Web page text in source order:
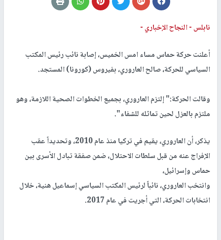
نابلس -النجاح الإخباري -
أعلنت حركة حماس مساء امس الخميس، إصابة نائب رئيس المكتب
السياسي للحركة، صالح العاروري، بفيروس (كورونا) المستجد.
وقالت الحركة:" إلتزم العاروري، بجميع الخطوات الصحية اللازمة، وهو
ملتزم بالعزل لحين تماثله للشفاء".
يذكر، أن العاروري، يقيم في تركيا منذ عام 2010، وتحديداً عقب
الإفراج عنه من قبل سلطات الاحتلال، ضمن صفقة تبادل الأسرى بين
حماس وإسرائيل،
وانتخب العاروري، نائباً لرئيس المكتب السياسي إسماعيل هنية، خلال
انتخابات الحركة، التي أجريت في عام 2017.